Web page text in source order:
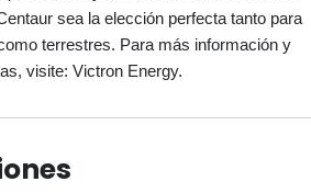
sea la elección perfecta tanto para
terrestres. Para más información y
visite: Victron Energy.